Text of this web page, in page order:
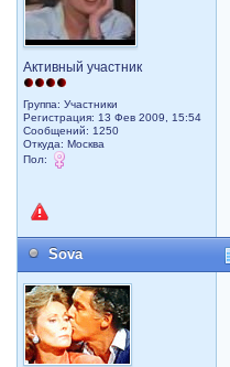
Активный участник
Группа: Участники
Регистрация: 13 Фев 2009, 15:54
Сообщений: 1250
Откуда: Москва
Пол:
Sova